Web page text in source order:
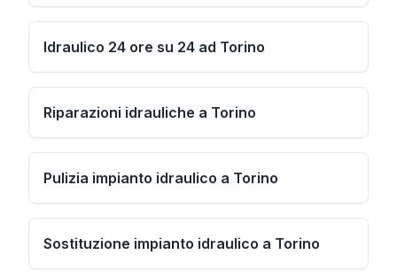
Idraulico 24 ore su 24 ad Torino
Riparazioni idrauliche a Torino
Pulizia impianto idraulico a Torino
Sostituzione impianto idraulico a Torino